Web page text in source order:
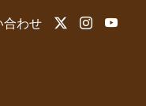
合わせ